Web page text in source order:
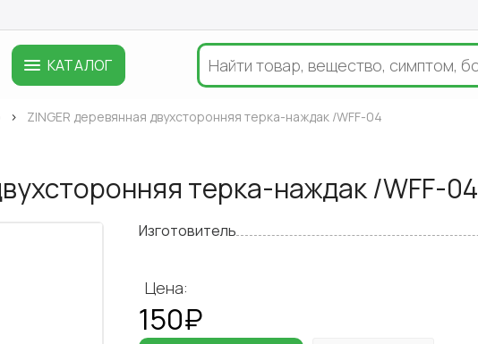
КАТАЛОГ
ZINGER деревянная двухсторонняя терка-наждак /WFF-04
терка-наждак /WFF-04
Изготовитель
Цена:
150₽